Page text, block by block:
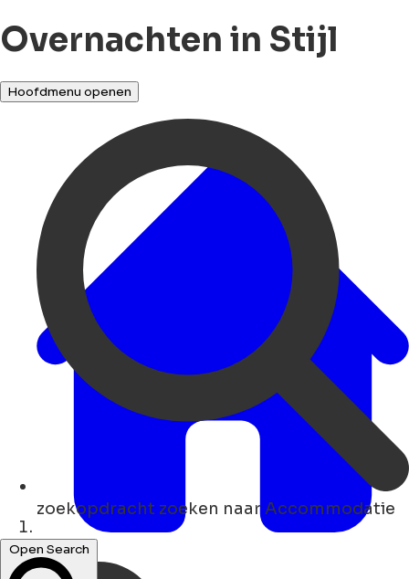
Overnachten in Stijl
Hoofdmenu openen
zoekopdracht zoeken naar Accommodatie
Open Search
Thuis